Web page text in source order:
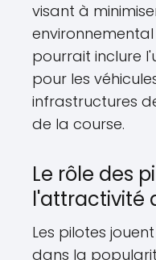
visant à
pourrait inclure
pour les
infrastructures
de la course.
Le rôle des
l'attractivité
Les pilotes
dans la